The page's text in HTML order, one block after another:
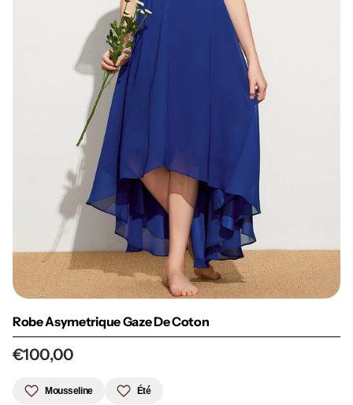
Robe Asymetrique Gaze De Coton
€100,00
Mousseline Été